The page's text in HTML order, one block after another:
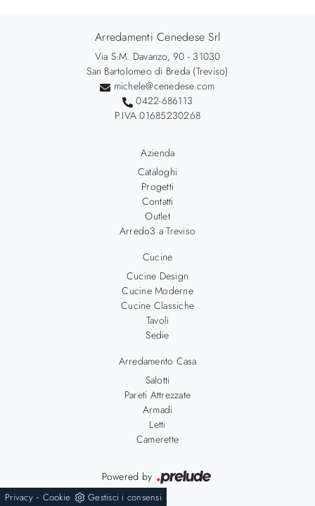
Arredamenti Cenedese Srl
Via S.M. Davanzo, 90 - 31030
San Bartolomeo di Breda (Treviso)
michele@cenedese.com
0422-686113
P.IVA 01685230268
Azienda
Cataloghi
Progetti
Contatti
Outlet
Arredo3 a Treviso
Cucine
Cucine Design
Cucine Moderne
Cucine Classiche
Tavoli
Sedie
Arredamento Casa
Salotti
Pareti Attrezzate
Armadi
Letti
Camerette
Powered by
Privacy- Cookie Gestisci i consensi